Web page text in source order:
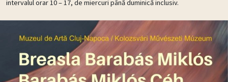
intervalul orar 10 – 17, de miercuri până duminică inclusiv.